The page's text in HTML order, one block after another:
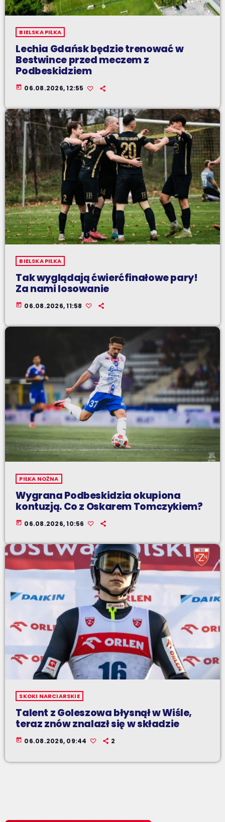
BIELSKA PIŁKA
Lechia Gdańsk będzie trenować w
Bestwince przed meczem z
Podbeskidziem
today 06.08.2026, 12:55
BIELSKA PIŁKA
Tak wyglądają ćwierćfinałowe pary!
Za nami losowanie
today 06.08.2026, 11:58
PIŁKA NOŻNA
Wygrana Podbeskidzia okupiona
kontuzją. Co z Oskarem Tomczykiem?
today 06.08.2026, 10:56
SKOKI NARCIARSKIE
Talent z Goleszowa błysnął w Wiśle,
teraz znów znalazł się w składzie
today 06.08.2026, 09:44 2